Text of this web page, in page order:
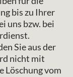
bis zu Ihrer
uns bzw. bei
Sie aus der
nicht mit
Löschung vom